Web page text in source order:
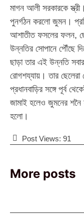
মাগন আলী সরকারকে
পুনর্গঠন করলো জুমন।
আশাতীত ফসলের ফলন,
উন্নতির সোপানে পৌঁছে
ছাড়া তার এই উন্নতি
রোগশয্যায়। তার ছেলেরা
প্রধানবাড়ির সঙ্গে পূর্ব
জামাই হলেও জুমনের
হলো।
Post Views: 91
More posts